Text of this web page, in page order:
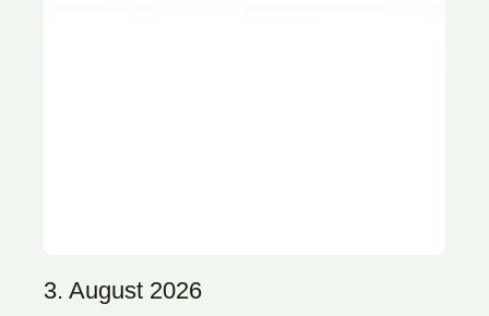
3. August 2026